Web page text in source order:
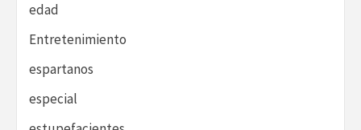
edad
Entretenimiento
espartanos
especial